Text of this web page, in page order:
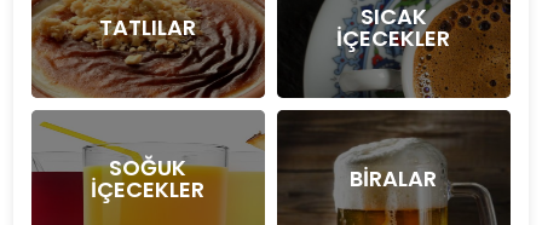
TATLILAR SICAK
İÇECEKLER
SOĞUK
İÇECEKLER BİRALAR